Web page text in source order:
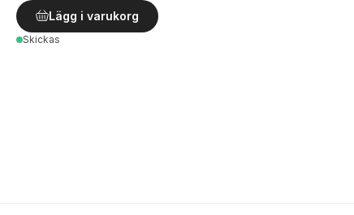
Lägg i varukorg
Skickas